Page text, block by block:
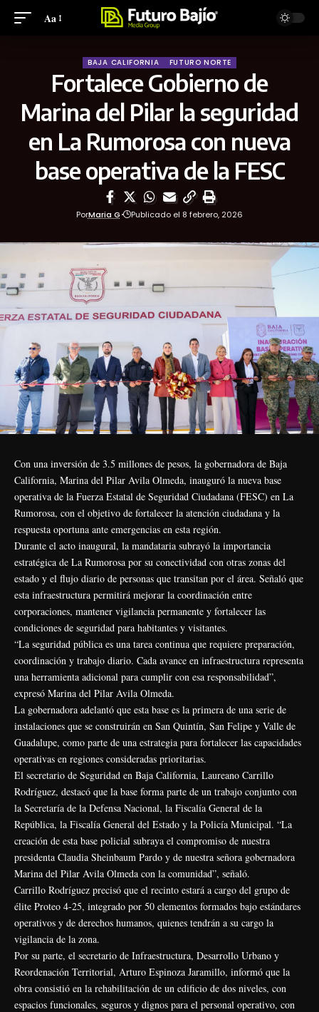
Aa
BAJA CALIFORNIA FUTURO NORTE
Fortalece Gobierno de
Marina del Pilar la seguridad
en La Rumorosa con nueva
base operativa de la FESC
PorMaria G Publicado el 8 febrero, 2026
Con una inversión de 3.5 millones de pesos, la gobernadora de Baja
California, Marina del Pilar Avila Olmeda, inauguró la nueva base
operativa de la Fuerza Estatal de Seguridad Ciudadana (FESC) en La
Rumorosa, con el objetivo de fortalecer la atención ciudadana y la
respuesta oportuna ante emergencias en esta región.
Durante el acto inaugural, la mandataria subrayó la importancia
estratégica de La Rumorosa por su conectividad con otras zonas del
estado y el flujo diario de personas que transitan por el área. Señaló que
esta infraestructura permitirá mejorar la coordinación entre
corporaciones, mantener vigilancia permanente y fortalecer las
condiciones de seguridad para habitantes y visitantes.
“La seguridad pública es una tarea continua que requiere preparación,
coordinación y trabajo diario. Cada avance en infraestructura representa
una herramienta adicional para cumplir con esa responsabilidad”,
expresó Marina del Pilar Avila Olmeda.
La gobernadora adelantó que esta base es la primera de una serie de
instalaciones que se construirán en San Quintín, San Felipe y Valle de
Guadalupe, como parte de una estrategia para fortalecer las capacidades
operativas en regiones consideradas prioritarias.
El secretario de Seguridad en Baja California, Laureano Carrillo
Rodríguez, destacó que la base forma parte de un trabajo conjunto con
la Secretaría de la Defensa Nacional, la Fiscalía General de la
República, la Fiscalía General del Estado y la Policía Municipal. “La
creación de esta base policial subraya el compromiso de nuestra
presidenta Claudia Sheinbaum Pardo y de nuestra señora gobernadora
Marina del Pilar Avila Olmeda con la comunidad”, señaló.
Carrillo Rodríguez precisó que el recinto estará a cargo del grupo de
élite Proteo 4-25, integrado por 50 elementos formados bajo estándares
operativos y de derechos humanos, quienes tendrán a su cargo la
vigilancia de la zona.
Por su parte, el secretario de Infraestructura, Desarrollo Urbano y
Reordenación Territorial, Arturo Espinoza Jaramillo, informó que la
obra consistió en la rehabilitación de un edificio de dos niveles, con
espacios funcionales, seguros y dignos para el personal operativo, con